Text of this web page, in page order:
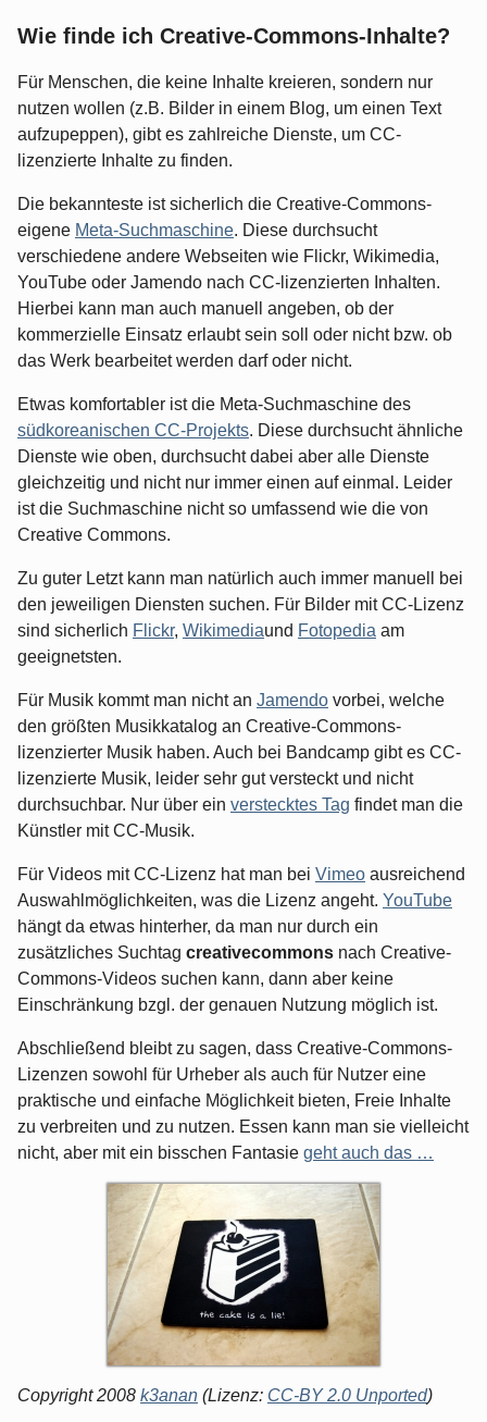
Wie finde ich Creative-Commons-Inhalte?
Für Menschen, die keine Inhalte kreieren, sondern nur
nutzen wollen (z.B. Bilder in einem Blog, um einen Text
aufzupeppen), gibt es zahlreiche Dienste, um CC-
lizenzierte Inhalte zu finden.
Die bekannteste ist sicherlich die Creative-Commons-
eigene Meta-Suchmaschine. Diese durchsucht
verschiedene andere Webseiten wie Flickr, Wikimedia,
YouTube oder Jamendo nach CC-lizenzierten Inhalten.
Hierbei kann man auch manuell angeben, ob der
kommerzielle Einsatz erlaubt sein soll oder nicht bzw. ob
das Werk bearbeitet werden darf oder nicht.
Etwas komfortabler ist die Meta-Suchmaschine des
südkoreanischen CC-Projekts. Diese durchsucht ähnliche
Dienste wie oben, durchsucht dabei aber alle Dienste
gleichzeitig und nicht nur immer einen auf einmal. Leider
ist die Suchmaschine nicht so umfassend wie die von
Creative Commons.
Zu guter Letzt kann man natürlich auch immer manuell bei
den jeweiligen Diensten suchen. Für Bilder mit CC-Lizenz
sind sicherlich Flickr, Wikimediaund Fotopedia am
geeignetsten.
Für Musik kommt man nicht an Jamendo vorbei, welche
den größten Musikkatalog an Creative-Commons-
lizenzierter Musik haben. Auch bei Bandcamp gibt es CC-
lizenzierte Musik, leider sehr gut versteckt und nicht
durchsuchbar. Nur über ein verstecktes Tag findet man die
Künstler mit CC-Musik.
Für Videos mit CC-Lizenz hat man bei Vimeo ausreichend
Auswahlmöglichkeiten, was die Lizenz angeht. YouTube
hängt da etwas hinterher, da man nur durch ein
zusätzliches Suchtag creativecommons nach Creative-
Commons-Videos suchen kann, dann aber keine
Einschränkung bzgl. der genauen Nutzung möglich ist.
Abschließend bleibt zu sagen, dass Creative-Commons-
Lizenzen sowohl für Urheber als auch für Nutzer eine
praktische und einfache Möglichkeit bieten, Freie Inhalte
zu verbreiten und zu nutzen. Essen kann man sie vielleicht
nicht, aber mit ein bisschen Fantasie geht auch das …
Copyright 2008 k3anan (Lizenz: CC-BY 2.0 Unported)